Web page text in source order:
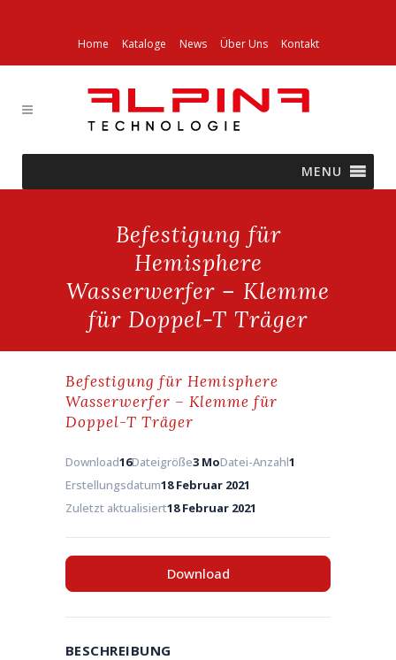
Home Kataloge News Über Uns Kontakt
MENU
Befestigung für
Hemisphere
Wasserwerfer – Klemme
für Doppel-T Träger
Befestigung für Hemisphere
Wasserwerfer – Klemme für
Doppel-T Träger
Download16Dateigröße3 MoDatei-Anzahl1
Erstellungsdatum18 Februar 2021
Zuletzt aktualisiert18 Februar 2021
Download
BESCHREIBUNG